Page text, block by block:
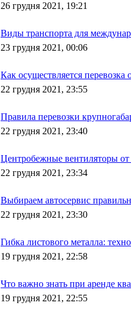
26 грудня 2021, 19:21
Виды транспорта для
23 грудня 2021, 00:06
Как осуществляется перевозка
22 грудня 2021, 23:55
Правила перевозки
22 грудня 2021, 23:40
Центробежные вентиляторы от
22 грудня 2021, 23:34
Выбираем автосервис
22 грудня 2021, 23:30
Гибка листового металла:
19 грудня 2021, 22:58
Что важно знать при аренде
19 грудня 2021, 22:55